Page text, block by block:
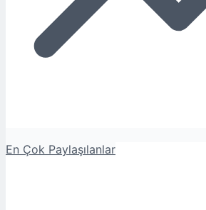
En Çok Paylaşılanlar